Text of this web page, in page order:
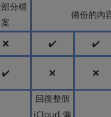
分檔
案
備份的內
❌ ✔️ ✔️
✔️ ❌ ❌
回復整個
iCloud 備